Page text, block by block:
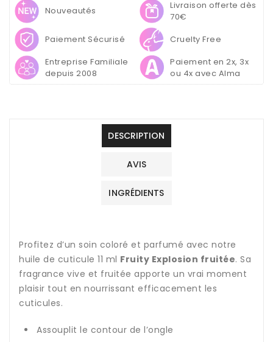
Fruity
Explosion
fruitée
Fruity
fruitée
Nouveautés
Livraison offerte dès
70€
Paiement Sécurisé
Cruelty Free
Entreprise Familiale
depuis 2008
Paiement en 2x, 3x
ou 4x avec Alma
DESCRIPTION
AVIS
INGRÉDIENTS
Profitez d’un soin coloré et parfumé avec notre
huile de cuticule 11 ml Fruity Explosion fruitée. Sa
fragrance vive et fruitée apporte un vrai moment
plaisir tout en nourrissant efficacement les
cuticules.
Assouplit le contour de l’ongle